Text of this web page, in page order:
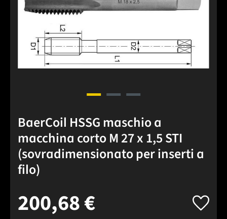
BaerCoil HSSG maschio a
macchina corto M 27 x 1,5 STI
(sovradimensionato per inserti a
filo)
200,68 €